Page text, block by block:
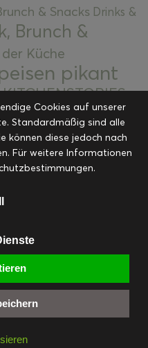
& Snacks Drinks &
Brunch &
Küche
pikant
KITCHENSTORIES
Kuchen und
Mitbringsel &
Ostern Resteküche
Startseite
& Suppen
EMAIL
Cookies auf unserer
Standardmäßig sind alle
können diese jedoch nach
Für weitere Informationen